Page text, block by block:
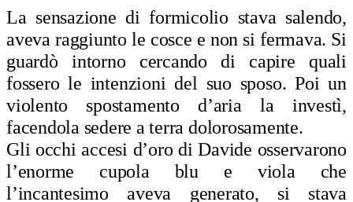
La sensazione di formicolio stava salendo,
aveva raggiunto le cosce e non si fermava. Si
guardò intorno cercando di capire quali
fossero le intenzioni del suo sposo. Poi un
violento spostamento d’aria la investì,
facendola sedere a terra dolorosamente.
Gli occhi accesi d’oro di Davide osservarono
l’enorme cupola blu e viola che
l’incantesimo aveva generato, si stava